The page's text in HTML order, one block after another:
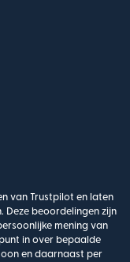
van Trustpilot en laten
Deze beoordelingen zijn
mening van
in over bepaalde
en daarnaast per